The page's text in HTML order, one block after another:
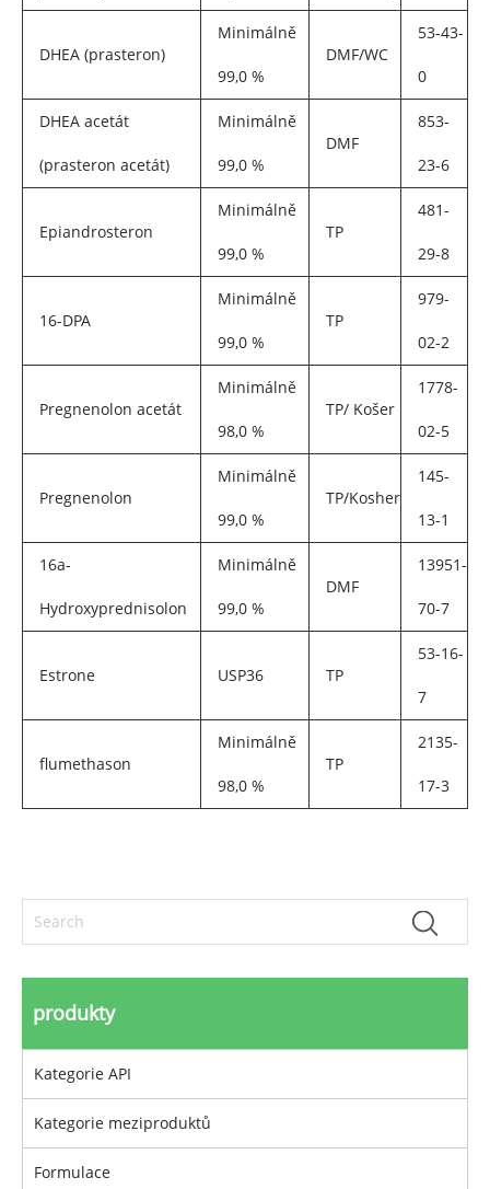
DHEA (prasteron)
Minimálně
99,0 %
DMF/WC
53-43-
0
DHEA acetát
(prasteron acetát)
Minimálně
99,0 %
DMF
853-
23-6
Epiandrosteron
Minimálně
99,0 %
TP
481-
29-8
16-DPA
Minimálně
99,0 %
TP
979-
02-2
Pregnenolon acetát
Minimálně
98,0 %
TP/ Košer
1778-
02-5
Pregnenolon
Minimálně
99,0 %
TP/Kosher
145-
13-1
16a-
Hydroxyprednisolon
Minimálně
99,0 %
DMF
13951-
70-7
Estrone USP36 TP
53-16-
7
flumethason
Minimálně
98,0 %
TP
2135-
17-3
produkty
Kategorie API
Kategorie meziproduktů
Formulace